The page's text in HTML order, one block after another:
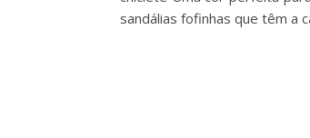
sandálias fofinhas que têm a